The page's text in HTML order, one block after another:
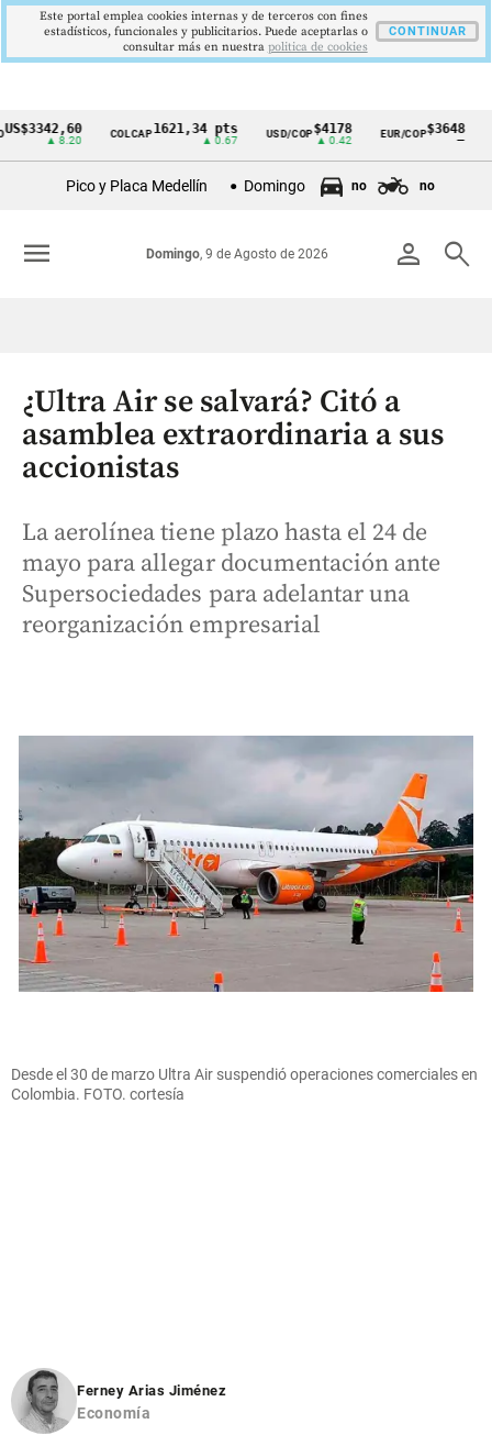
Cintillo
Colombia
COLCAP1621,34 pts USD/COP$4178
▲ 0.42
EUR/COP$3648
—
Pico y Placa Medellín Domingo no no
person search
Domingo, 9 de Agosto de 2026
menu
¿Ultra Air se salvará? Citó a
asamblea extraordinaria a sus
accionistas
La aerolínea tiene plazo hasta el 24 de
mayo para allegar documentación ante
Supersociedades para adelantar una
reorganización empresarial
Desde el 30 de marzo Ultra Air suspendió operaciones comerciales en
Colombia. FOTO. cortesía
Ferney Arias Jiménez
Economía
Este portal emplea cookies internas y de terceros con fines
estadísticos, funcionales y publicitarios. Puede aceptarlas o
consultar más en nuestra politica de cookies
CONTINUAR